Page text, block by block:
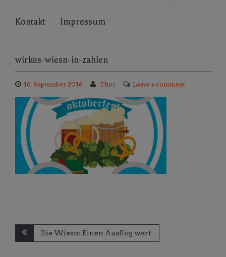
Kontakt Impressum
wirkes-wiesn-in-zahlen
16. September 2016 Thor Leave a comment
Beitragsnavigation
Die Wiesn: Einen Ausflug wert